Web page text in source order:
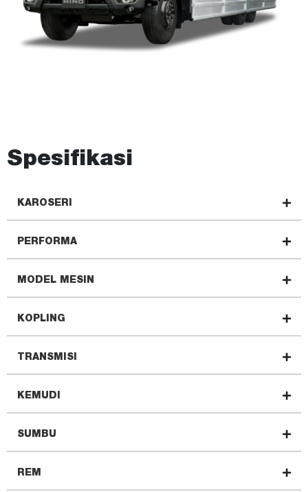
Spesifikasi
KAROSERI
PERFORMA
MODEL MESIN
KOPLING
TRANSMISI
KEMUDI
SUMBU
REM